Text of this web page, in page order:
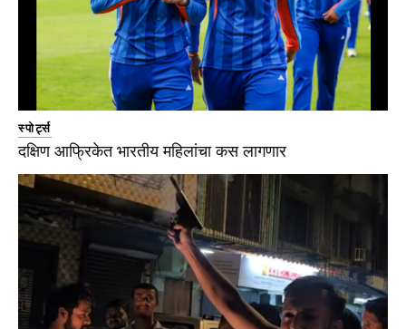
स्पोर्ट्स
दक्षिण आफ्रिकेत भारतीय महिलांचा कस लागणार